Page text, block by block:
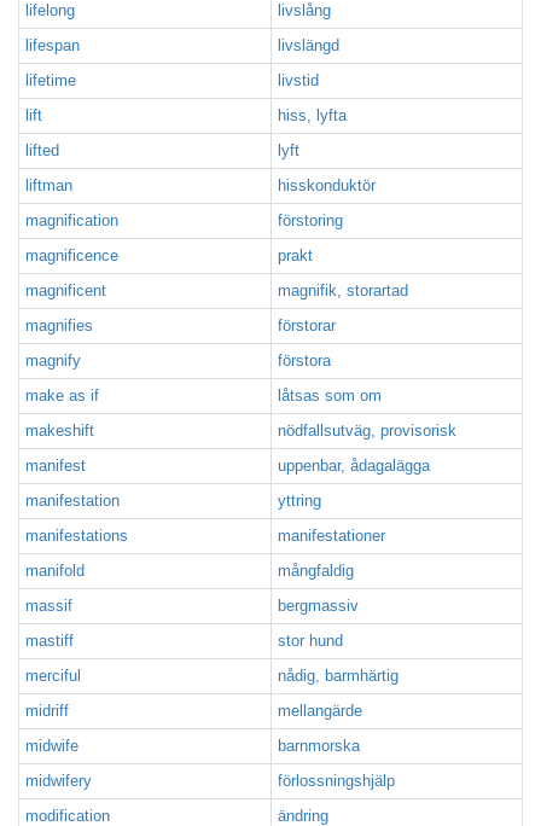
lifelong
livslång
lifespan
livslängd
lifetime
livstid
lift
hiss, lyfta
lifted
lyft
liftman
hisskonduktör
magnification
förstoring
magnificence
prakt
magnificent
magnifik, storartad
magnifies
förstorar
magnify
förstora
make as if
låtsas som om
makeshift
nödfallsutväg, provisorisk
manifest
uppenbar, ådagalägga
manifestation
yttring
manifestations
manifestationer
manifold
mångfaldig
massif
bergmassiv
mastiff
stor hund
merciful
nådig, barmhärtig
midriff
mellangärde
midwife
barnmorska
midwifery
förlossningshjälp
modification
ändring